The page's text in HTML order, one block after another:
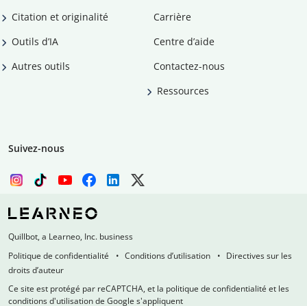
Citation et originalité
Outils d’IA
Autres outils
Carrière
Centre d’aide
Contactez-nous
Ressources
Suivez-nous
Quillbot, a Learneo, Inc. business
Politique de confidentialité
Conditions d’utilisation
Directives sur les
droits d’auteur
Ce site est protégé par reCAPTCHA, et la politique de confidentialité et les
conditions d'utilisation de Google s'appliquent